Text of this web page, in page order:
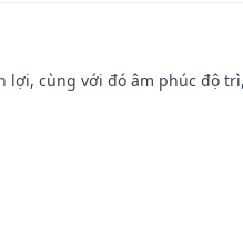
lợi, cùng với đó âm phúc độ